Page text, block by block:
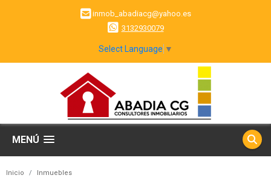
inmob_abadiacg@yahoo.es
3132930079
Select Language ▼
MENÚ
Inicio Inmuebles